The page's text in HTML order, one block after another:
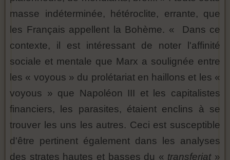
masse indéterminée, hétéroclite, errante, que
les Français appellent la Bohème. « Dans ce
contexte, il est intéressant de noter l'affinité
sociale et mentale que Marx a soulignée entre
les « voyous » du prolétariat en haillons et les «
voyous » que Napoléon III et les capitalistes
financiers, les parasites, étaient enclins à se
trouver les uns les autres. Ceci est susceptible
d'être pertinent également dans les analyses
des strates hautes et basses du « transferiat »